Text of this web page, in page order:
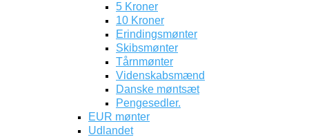
5 Kroner
10 Kroner
Erindingsmønter
Skibsmønter
Tårnmønter
Videnskabsmænd
Danske møntsæt
Pengesedler.
EUR mønter
Udlandet